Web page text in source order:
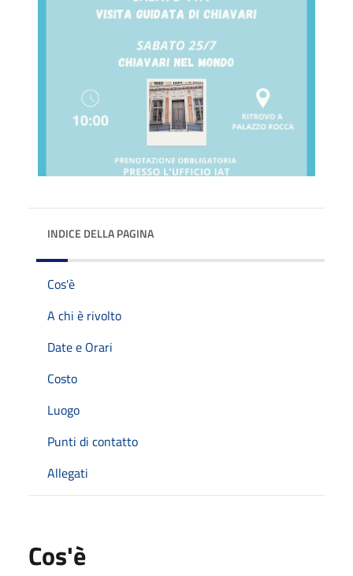
INDICE DELLA PAGINA
Cos'è
A chi è rivolto
Date e Orari
Costo
Luogo
Punti di contatto
Allegati
Cos'è